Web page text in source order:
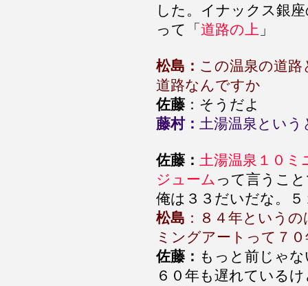
した。イナックス銀
って「 道路の上
松島： この温泉の道
道路なんですか
佐藤 ：そうだよ
藤村： 土湯温泉とい
佐藤： 土湯温泉１０
ジューム って言うこ
俺は３３だいだな。
松島 ：８４年という
ミングアートって７
佐藤： もっと前じゃ
６０年も遅れている